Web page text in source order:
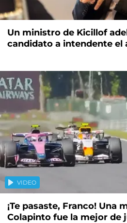
Un ministro de Kicillof
candidato a intendente el
VIDEO
¡Te pasaste, Franco! Una
Colapinto fue la mejor de